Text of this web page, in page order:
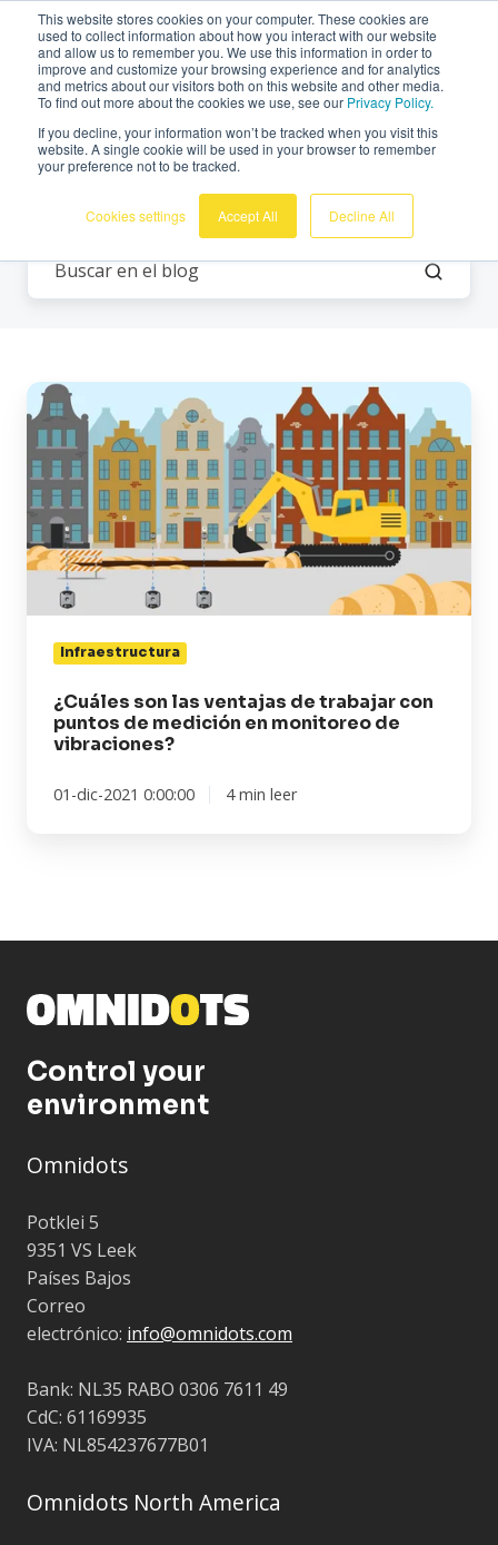
This website stores cookies on your computer. These cookies are
used to collect information about how you interact with our website
and allow us to remember you. We use this information in order to
improve and customize your browsing experience and for analytics
and metrics about our visitors both on this website and other media.
To find out more about the cookies we use, see our Privacy Policy.
If you decline, your information won’t be tracked when you visit this
website. A single cookie will be used in your browser to remember
your preference not to be tracked.
Cookies settings Accept All Decline All
Español
¿Cuáles
son
las
ventajas
de
trabajar
con
puntos
de
medición
monitoreo
vibraciones?
Infraestructura
¿Cuáles son las ventajas de trabajar con
puntos de medición en monitoreo de
vibraciones?
01-dic-2021 0:00:00 4 min leer
Control your
environment
Omnidots
Potklei 5
9351 VS Leek
Países Bajos
Correo
electrónico: info@omnidots.com
Bank: NL35 RABO 0306 7611 49
CdC: 61169935
IVA: NL854237677B01
Omnidots North America